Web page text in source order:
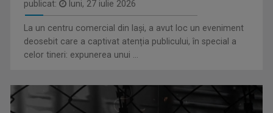
CÂNTEC ȘI POVESTE
VIOLETA GORGOS
Are 30 de ani de experiență în realizarea de ...
publicat: luni, 27 iulie 2026
La un centru comercial din Iași, a avut loc un eveniment
deosebit care a captivat atenția publicului, în special a
celor tineri: expunerea unui ...